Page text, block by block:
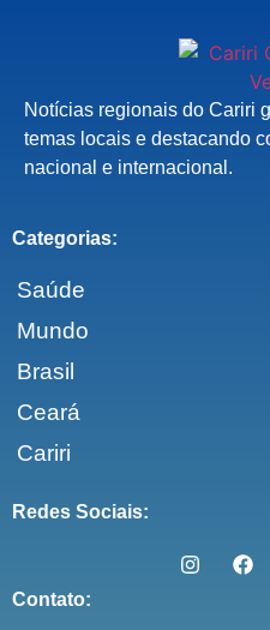
Notícias regionais do Cariri
temas locais e destacando
nacional e internacional.
Categorias:
Saúde
Mundo
Brasil
Ceará
Cariri
Redes Sociais:
Contato: